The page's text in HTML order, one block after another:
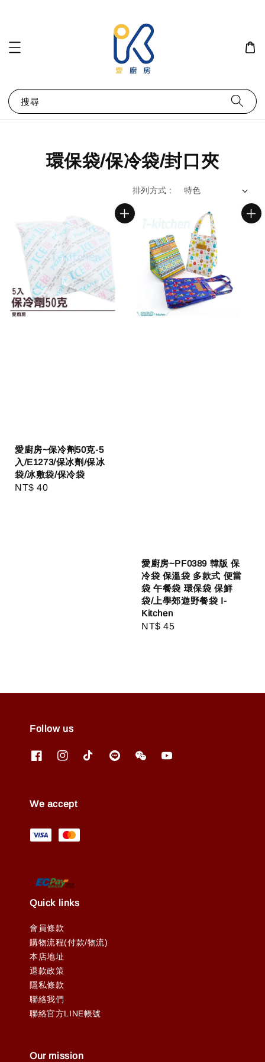
搜尋
環保袋/保冷袋/封口夾
排列方式 :
愛廚房~保冷劑50克-5
入/E1273/保冰劑/保冰
袋/冰敷袋/保冷袋
Regular
NT$ 40
愛廚房~PF0389 韓版 保
冷袋 保溫袋 多款式 便當
袋 午餐袋 環保袋 保鮮
袋/上學郊遊野餐袋 I-
Kitchen
Regular
NT$ 45
Follow us
We accept
Quick links
會員條款
購物流程(付款/物流)
本店地址
退款政策
隱私條款
聯絡我們
聯絡官方LINE帳號
Our mission